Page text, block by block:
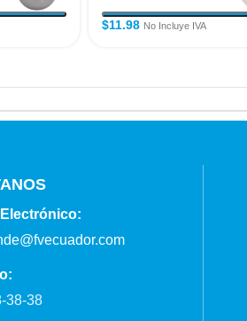
$11.98 No Incluye IVA
38-38